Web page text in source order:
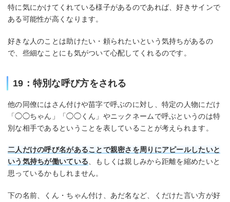
特に気にかけてくれている様子があるのであれば、好きサインで
ある可能性が高くなります。
好きな人のことは助けたい・頼られたいという気持ちがあるの
で、些細なことにも気がついて心配してくれるのです。
19：特別な呼び方をされる
他の同僚にはさん付けや苗字で呼ぶのに対し、特定の人物にだけ
「◯◯ちゃん」「◯◯くん」やニックネームで呼ぶというのは特
別な相手であるということを表していることが考えられます。
二人だけの呼び名があることで親密さを周りにアピールしたいと
いう気持ちが働いている、もしくは親しみから距離を縮めたいと
思っているかもしれません。
下の名前、くん・ちゃん付け、あだ名など、くだけた言い方が好